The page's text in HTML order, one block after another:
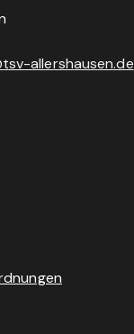
allershausen.de